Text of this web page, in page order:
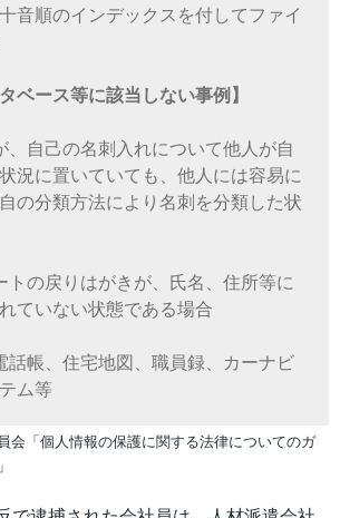
音順のインデックスを付してファイ
ベース等に該当しない事例】
、自己の名刺入れについて他人が自
況に置いていても、他人には容易に
の分類方法により名刺を分類した状
トの戻りはがきが、氏名、住所等に
ていない状態である場合
話帳、住宅地図、職員録、カーナビ
ム等
会「個人情報の保護に関する法律についてのガ